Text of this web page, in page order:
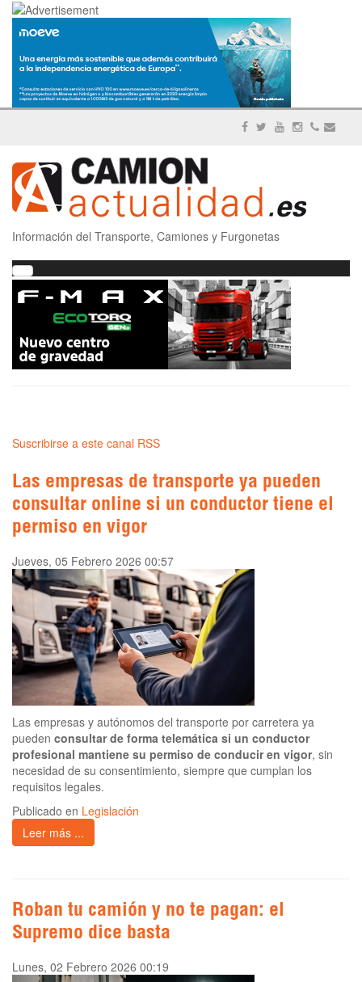
Información del Transporte, Camiones y Furgonetas
Suscribirse a este canal RSS
Las empresas de transporte ya pueden
consultar online si un conductor tiene el
permiso en vigor
Jueves, 05 Febrero 2026 00:57
Las empresas y autónomos del transporte por carretera ya
pueden consultar de forma telemática si un conductor
profesional mantiene su permiso de conducir en vigor, sin
necesidad de su consentimiento, siempre que cumplan los
requisitos legales.
Publicado en Legislación
Leer más ...
Roban tu camión y no te pagan: el
Supremo dice basta
Lunes, 02 Febrero 2026 00:19